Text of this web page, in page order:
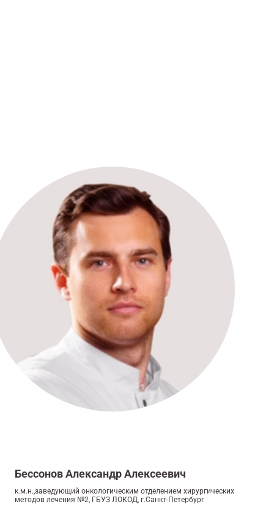
Бессонов Александр Алексеевич
к.м.н.,заведующий онкологическим отделением хирургических
методов лечения №2, ГБУЗ ЛОКОД, г.Санкт-Петербург